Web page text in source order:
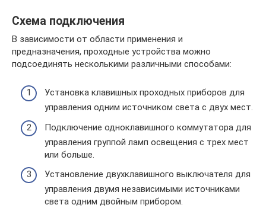
Схема подключения
В зависимости от области применения и
предназначения, проходные устройства можно
подсоединять несколькими различными способами:
Установка клавишных проходных приборов для
управления одним источником света с двух мест.
Подключение одноклавишного коммутатора для
управления группой ламп освещения с трех мест
или больше.
Установление двухклавишного выключателя для
управления двумя независимыми источниками
света одним двойным прибором.